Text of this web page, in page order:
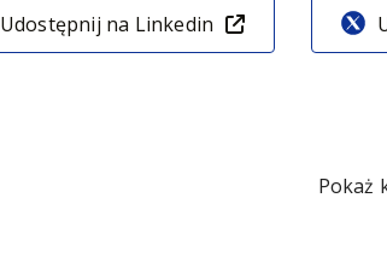
Udostępnij na Linkedin
Pokaż